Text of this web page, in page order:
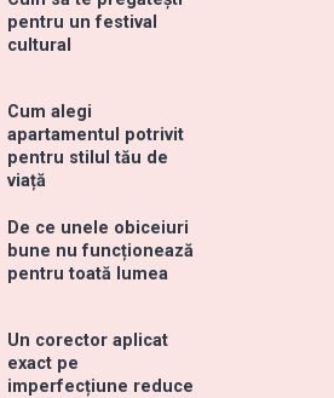
pentru un festival
cultural
Cum alegi
apartamentul potrivit
pentru stilul tău de
viață
De ce unele obiceiuri
bune nu funcționează
pentru toată lumea
Un corector aplicat
exact pe
imperfecțiune reduce